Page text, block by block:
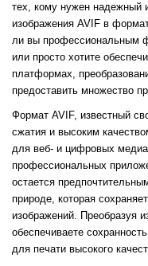
тех, кому нужен надежный
изображения AVIF в
ли вы профессиональным
или просто хотите
платформах,
предоставить множество
Формат AVIF, известный
сжатия и высоким
для веб- и цифровых
профессиональных
остается
природе, которая
изображений. Преобразуя
обеспечиваете
для печати высокого